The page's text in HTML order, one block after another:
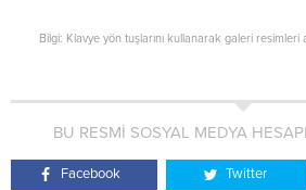
Bilgi: Klavye yön tuşlarını kullanarak galeri resimleri
BU RESMİ SOSYAL MEDYA
Facebook Twitter